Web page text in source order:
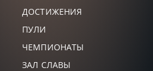
ДОСТИЖЕНИЯ
ПУЛИ
ЧЕМПИОНАТЫ
ЗАЛ СЛАВЫ